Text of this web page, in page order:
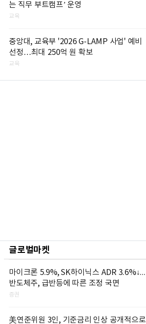
는 직무 부트캠프’ 운영
교육
중앙대, 교육부 '2026 G-LAMP 사업' 예비
선정…최대 250억 원 확보
교육
글로벌마켓
마이크론 5.9%, SK하이닉스 ADR 3.6%↓...
반도체주, 급반등에 따른 조정 국면
증권
美연준위원 3인, 기준금리 인상 공개적으로